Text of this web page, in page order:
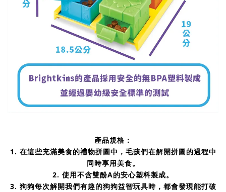
產品規格：
1. 在這些充滿美食的禮物拼圖中，毛孩們在解開拼圖的過程中
同時享用美食。
2. 使用不含雙酚A的安心塑料製成。
3. 狗狗每次解開我們有趣的狗狗益智玩具時，都會發現能打破